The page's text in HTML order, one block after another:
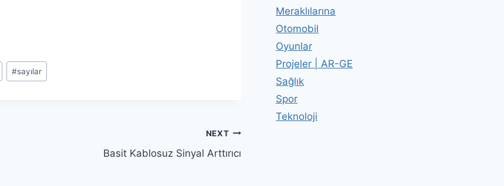
#sayılar
NEXT
Basit Kablosuz Sinyal Arttırıcı
Meraklılarına
Otomobil
Oyunlar
Projeler | AR-GE
Sağlık
Spor
Teknoloji